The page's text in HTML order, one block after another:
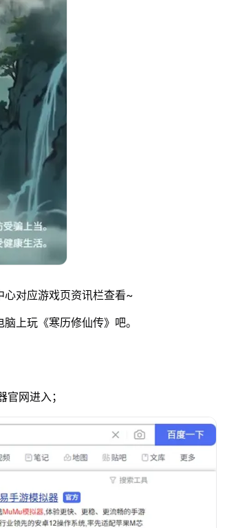
对应游戏页资讯栏查看~
上玩《寒历修仙传》吧。
网进入；